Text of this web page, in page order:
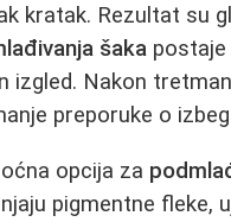
kratak. Rezultat su
šaka postaje
izgled. Nakon
preporuke o
opcija za
pigmentne fleke,